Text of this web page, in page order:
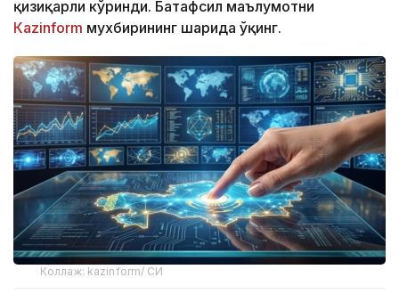
қизиқарли кўринди. Батафсил маълумотни
Кazinform мухбирининг шарҳида ўқинг.
Коллаж: kazinform/ СИ